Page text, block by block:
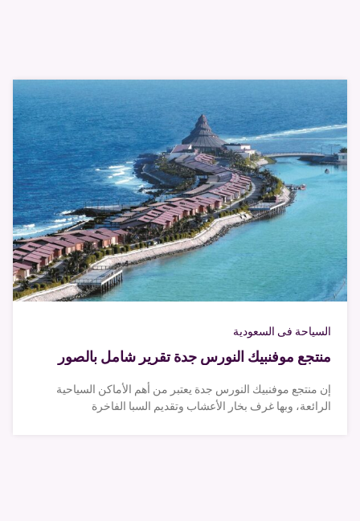
السياحة فى السعودية
منتجع موفنبيك النورس جدة تقرير شامل بالصور
إن منتجع موفنبيك النورس جدة يعتبر من أهم الأماكن السياحية
الرائعة، وبها غرف بخار الأعشاب وتقديم السبا الفاخرة